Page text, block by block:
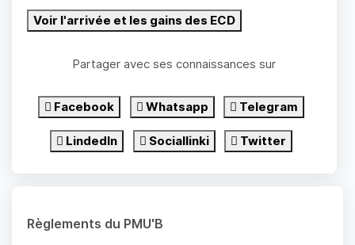
Voir l'arrivée et les gains des ECD
Partager avec ses connaissances sur
Facebook Whatsapp Telegram
LindedIn Sociallinki Twitter
Règlements du PMU'B